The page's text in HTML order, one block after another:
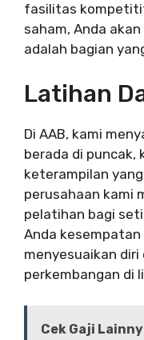
fasilitas
saham, Anda
adalah bagian
Latihan
Di AAB, kami
berada di puncak,
keterampilan
perusahaan kami
pelatihan bagi
Anda
menyesuaikan
perkembangan di
Cek Gaji